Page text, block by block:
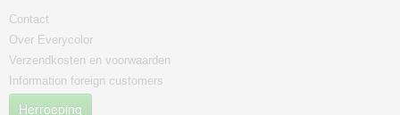
Contact
Over Everycolor
Verzendkosten en voorwaarden
Information foreign customers
Herroeping